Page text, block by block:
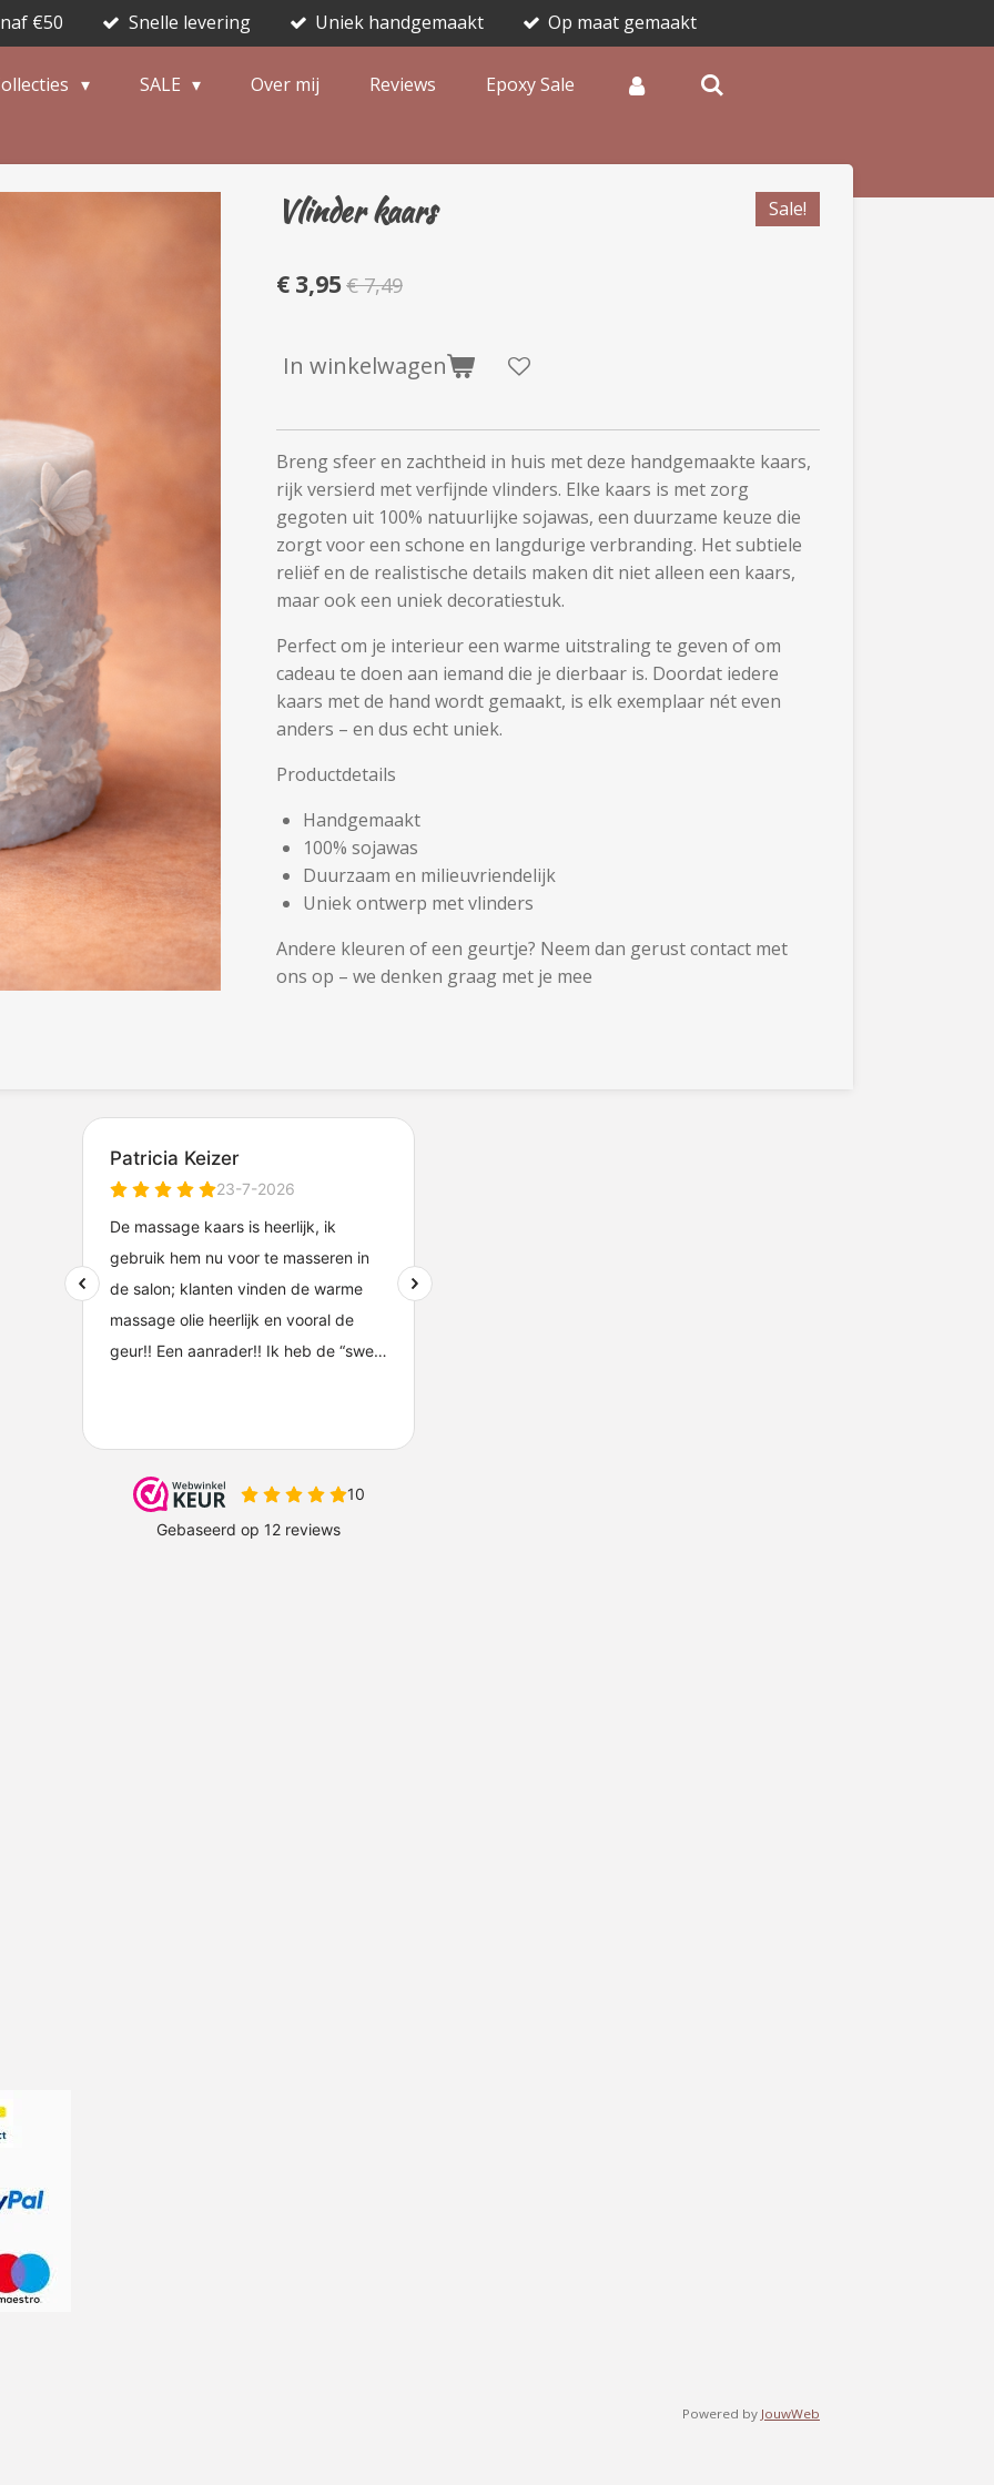
€50 Snelle levering Uniek handgemaakt Op maat gemaakt
SALE Over mij Reviews Epoxy Sale
Vlinder kaars Sale!
€ 3,95€ 7,49
In winkelwagen
Breng sfeer en zachtheid in huis met deze handgemaakte kaars,
rijk versierd met verfijnde vlinders. Elke kaars is met zorg
gegoten uit 100% natuurlijke sojawas, een duurzame keuze die
zorgt voor een schone en langdurige verbranding. Het subtiele
reliëf en de realistische details maken dit niet alleen een kaars,
maar ook een uniek decoratiestuk.
Perfect om je interieur een warme uitstraling te geven of om
cadeau te doen aan iemand die je dierbaar is. Doordat iedere
kaars met de hand wordt gemaakt, is elk exemplaar nét even
anders – en dus echt uniek.
Productdetails
Handgemaakt
100% sojawas
Duurzaam en milieuvriendelijk
Uniek ontwerp met vlinders
Andere kleuren of een geurtje? Neem dan gerust contact met
ons op – we denken graag met je mee
Powered by JouwWeb